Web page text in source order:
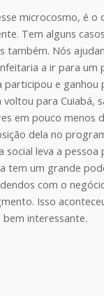
microcosmo, é o
Tem alguns
também. Nós
a ir para um
participou e ganhou
voltou para Cuiabá,
em pouco menos
dela no
social leva a pessoa
tem um grande
com o
Isso
interessante.